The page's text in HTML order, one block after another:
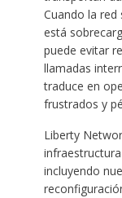
Cuando la
está
puede evitar
llamadas
traduce en
frustrados y
Liberty
incluyendo